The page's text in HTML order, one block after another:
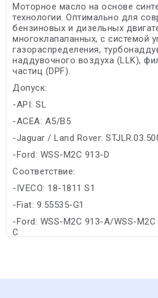
Моторное масло на основе
технологии. Оптимально для
бензиновых и дизельных
многоклапапанных, с системой
газораспределения,
наддувочного воздуха (LLK),
частиц (DPF).
Допуск:
-API: SL
-ACEA: A5/B5
-Jaguar / Land Rover:
-Ford: WSS-M2C 913-D
Соответствие:
-IVECO: 18-1811 S1
-Fiat: 9.55535-G1
-Ford: WSS-M2C 913-A/WSS-
C